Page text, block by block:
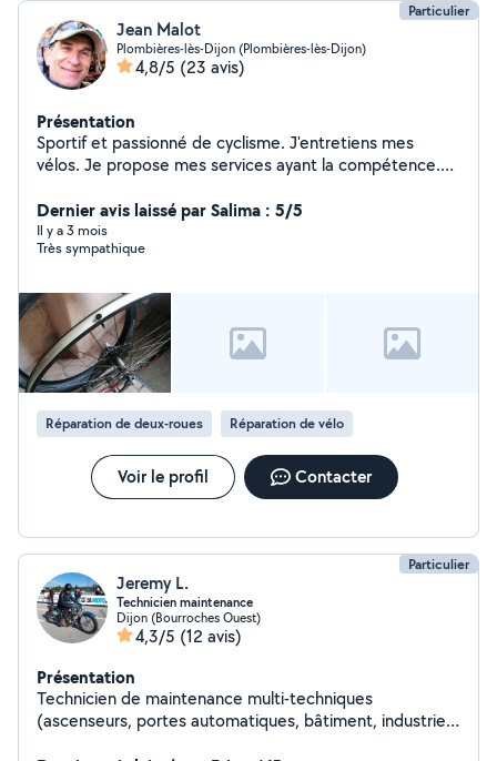
Particulier
Jean Malot
Plombières-lès-Dijon (Plombières-lès-Dijon)
4,8/5 (23 avis)
Présentation
Sportif et passionné de cyclisme. J'entretiens mes
vélos. Je propose mes services ayant la compétence.
donne mon avis gratuitement avant toute intervention.
J'adore réparer en général, tout problème a une
solution.... et j'aime bien la trouver. Demandez moi, si je
Dernier avis laissé par Salima : 5/5
Il y a 3 mois
Très sympathique
Réparation de deux-roues Réparation de vélo
Voir le profil Contacter
Particulier
Jeremy L.
Technicien maintenance
Dijon (Bourroches Ouest)
4,3/5 (12 avis)
Présentation
Technicien de maintenance multi-techniques
(ascenseurs, portes automatiques, bâtiment, industrie)